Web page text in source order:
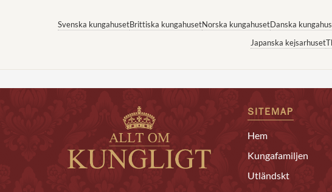
Svenska kungahusetBrittiska kungahusetNorska kungahusetDanska
Japanska kejsarhuset
SITEMAP
Hem
Kungafamiljen
Utländskt